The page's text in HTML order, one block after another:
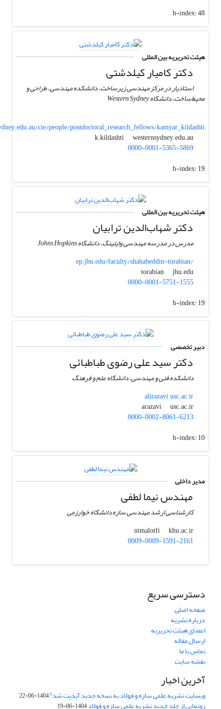
h-index:48
هیئت تحریریه بین المللی
دکتر کامیار کیلدشتی
استادیار در مرکز مهندسی زیرساخت، دانشکده مهندسی، طراحی و
محیط‌ساخت، دانشگاه Western Sydney
cie/people/postdoctoral_research_fellows/kamyar_kildashti
k.kildashti
westernsydney.edu.au
0000-0001-5365-5869
h-index:19
هیئت تحریریه بین المللی
دکتر شهاب‌الدین ترابیان
مدرس در مدرسه مهندسی وایتینگ، دانشگاه Johns Hopkins
ep.jhu.edu/faculty/shahabeddin-torabian/
torabian
jhu.edu
0000-0001-5751-1555
h-index:19
دبیر تخصصی
دکتر سید علی رضوی طباطبائی
دانشکده فنی و مهندسی، دانشگاه علم و فرهنگ
alirazavi.usc.ac.ir
arazavi
usc.ac.ir
0000-0002-8061-6213
h-index:10
مدیر داخلی
مهندس نیما لطفی
کارشناسی ارشد مهندسی سازه دانشگاه خوارزمی
nimalotfi
khu.ac.ir
0009-0009-1591-2161
دسترسی سریع
صفحه اصلی
درباره نشریه
اعضای هیئت تحریریه
ارسال مقاله
تماس با ما
نقشه سایت
آخرین اخبار
وبسایت نشریه علمی سازه و فولاد به نسخه جدید آپدیت شد!1404-06-22
رونمایی از جلد جدید نشریه علمی سازه و فولاد1404-06-19